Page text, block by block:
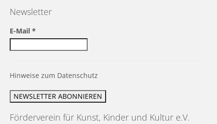
Newsletter
E-Mail *
Hinweise zum Datenschutz
Förderverein für Kunst, Kinder und Kultur e.V.